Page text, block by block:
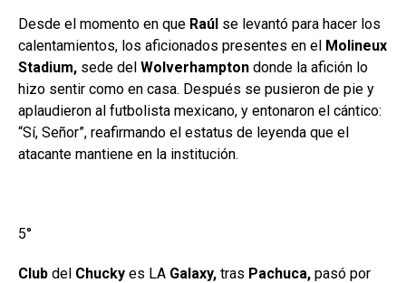
Desde el momento en que Raúl se levantó para hacer los
calentamientos, los aficionados presentes en el Molineux
Stadium, sede del Wolverhampton donde la afición lo
hizo sentir como en casa. Después se pusieron de pie y
aplaudieron al futbolista mexicano, y entonaron el cántico:
“Sí, Señor”, reafirmando el estatus de leyenda que el
atacante mantiene en la institución.
5°
Club del Chucky es LA Galaxy, tras Pachuca, pasó por